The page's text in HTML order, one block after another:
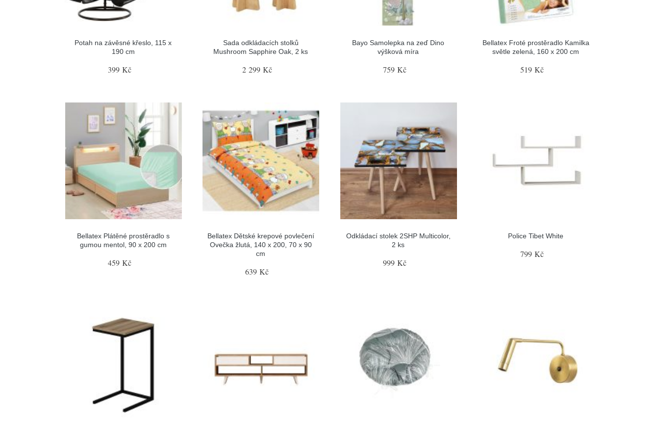
Potah na závěsné křeslo, 115 x
190 cm
399 Kč
Sada odkládacích stolků
Mushroom Sapphire Oak, 2 ks
2 299 Kč
Bayo Samolepka na zeď Dino
výšková míra
759 Kč
Bellatex Froté prostěradlo Kamilka
světle zelená, 160 x 200 cm
519 Kč
Bellatex Plátěné prostěradlo s
gumou mentol, 90 x 200 cm
459 Kč
Bellatex Dětské krepové povlečení
Ovečka žlutá, 140 x 200, 70 x 90
cm
639 Kč
Odkládací stolek 2SHP Multicolor,
2 ks
999 Kč
Police Tibet White
799 Kč